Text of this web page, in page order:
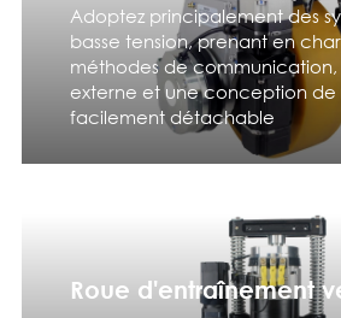
Adoptez principalement des
basse tension, prenant en
méthodes de communication,
externe et une conception de
facilement détachable
Roue d'entraînement